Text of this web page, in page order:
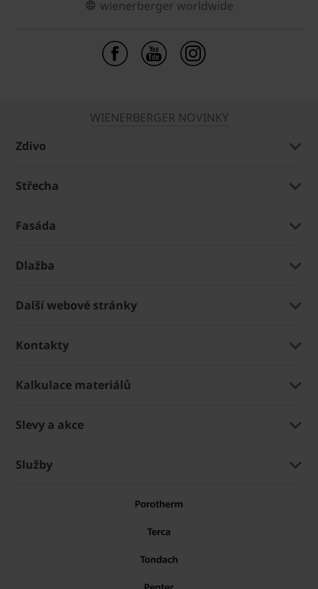
wienerberger worldwide
WIENERBERGER NOVINKY
Zdivo
Střecha
Fasáda
Dlažba
Další webové stránky
Kontakty
Kalkulace materiálů
Slevy a akce
Služby